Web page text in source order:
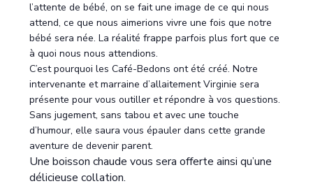
l’attente de bébé, on se fait une image de ce qui nous
attend, ce que nous aimerions vivre une fois que notre
bébé sera née. La réalité frappe parfois plus fort que ce
à quoi nous nous attendions.
C’est pourquoi les Café-Bedons ont été créé. Notre
intervenante et marraine d’allaitement Virginie sera
présente pour vous outiller et répondre à vos questions.
Sans jugement, sans tabou et avec une touche
d’humour, elle saura vous épauler dans cette grande
aventure de devenir parent.
Une boisson chaude vous sera offerte ainsi qu’une
délicieuse collation.